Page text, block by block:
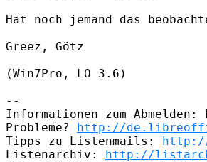
Hat noch jemand das
Greez, Götz
(Win7Pro, LO 3.6)
--
Informationen zum
Probleme? http://
Tipps zu Listenmails: http://
Listenarchiv: http://